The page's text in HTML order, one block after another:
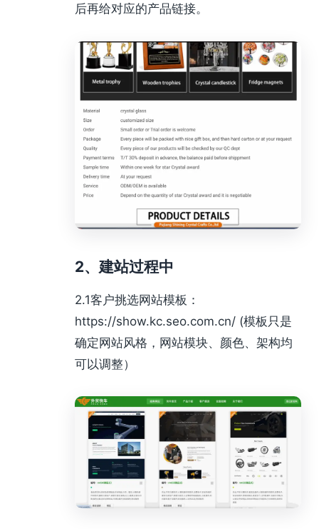
后再给对应的产品链接。
2、建站过程中
2.1客户挑选网站模板：
https://show.kc.seo.com.cn/ (模板只是
确定网站风格，网站模块、颜色、架构均
可以调整）